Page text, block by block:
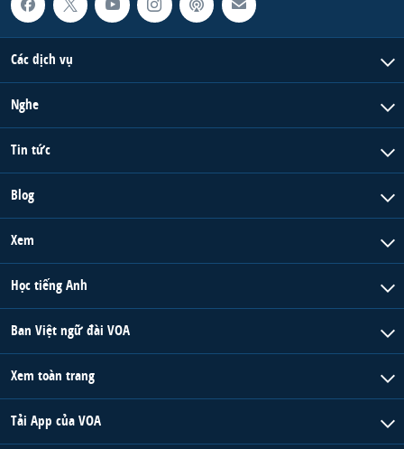
Các dịch vụ
Nghe
Tin tức
Blog
Xem
Học tiếng Anh
Ban Việt ngữ đài VOA
Xem toàn trang
Tải App của VOA